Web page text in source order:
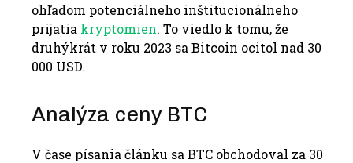
ohľadom potenciálneho inštitucionálneho
prijatia kryptomien. To viedlo k tomu, že
druhýkrát v roku 2023 sa Bitcoin ocitol nad 30
000 USD.
Analýza ceny BTC
V čase písania článku sa BTC obchodoval za 30